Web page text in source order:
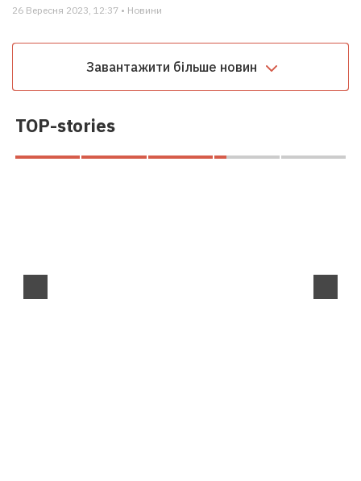
26 Вересня 2023, 12:37 • Новини
Завантажити більше новин
TOP-stories